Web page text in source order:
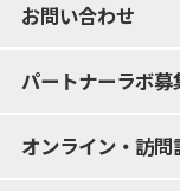
お問い合わせ
パートナーラボ募
オンライン・訪問